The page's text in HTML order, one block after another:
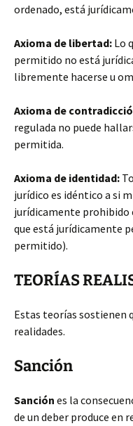
ordenado, está
Axioma de libertad: Lo
permitido no está
libremente hacerse u
Axioma de
regulada no puede
permitida.
Axioma de identidad:
jurídico es idéntico a si
jurídicamente prohibido
que está jurídicamente
permitido).
TEORÍAS
Estas teorías sostienen
realidades.
Sanción
Sanción es la
de un deber produce en